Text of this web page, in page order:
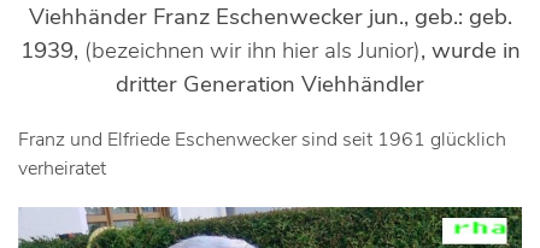
Viehhänder Franz Eschenwecker jun., geb.: geb.
1939, (bezeichnen wir ihn hier als Junior), wurde in
dritter Generation Viehhändler
Franz und Elfriede Eschenwecker sind seit 1961 glücklich
verheiratet